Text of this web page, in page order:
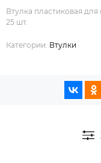
Втулка пластиковая для
25 шт.
Категории: Втулки